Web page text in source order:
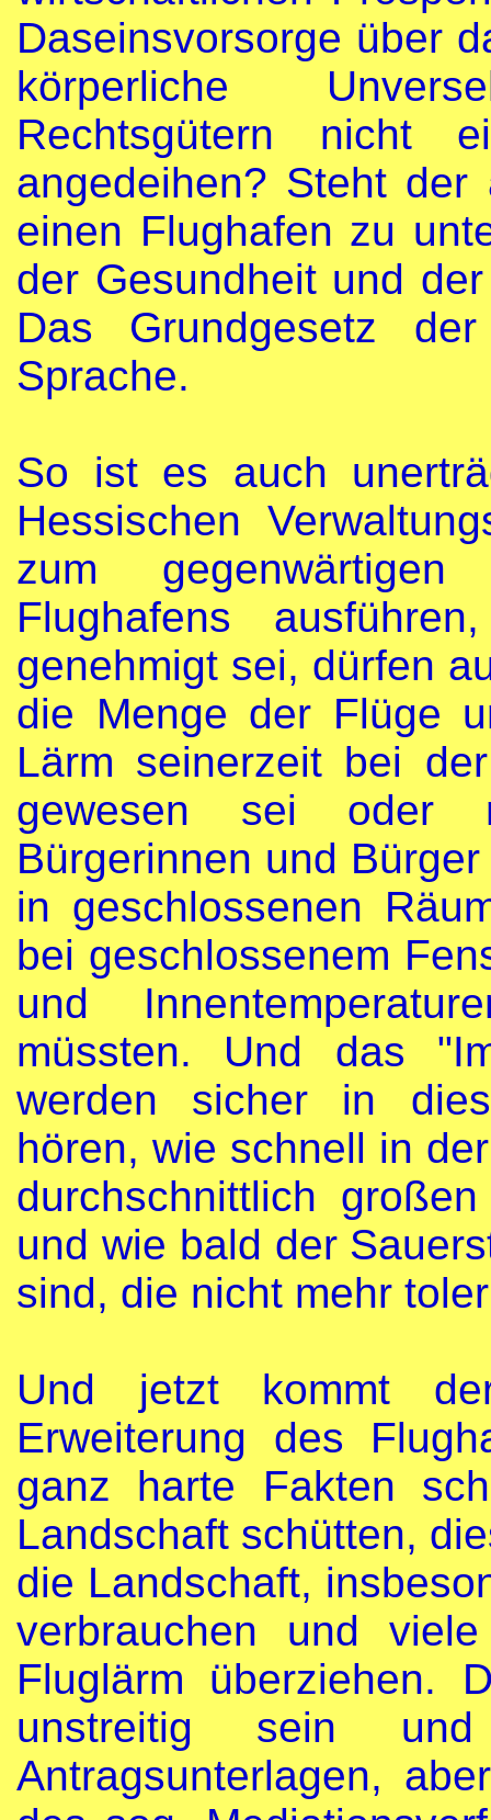
Daseinsvorsorge über
körperliche
Rechtsgütern nicht
angedeihen? Steht der
einen Flughafen zu
der Gesundheit und
Das Grundgesetz
Sprache.
So ist es auch
Hessischen
zum
Flughafens
genehmigt sei, dürfen
die Menge der Flüge
Lärm seinerzeit bei
gewesen sei oder
Bürgerinnen und
in geschlossenen
bei geschlossenem
und
müssten. Und das
werden sicher in
hören, wie schnell in
durchschnittlich
und wie bald der
sind, die nicht mehr
Und jetzt kommt
Erweiterung des
ganz harte Fakten
Landschaft schütten,
die Landschaft,
verbrauchen und
Fluglärm überziehen.
unstreitig sein
Antragsunterlagen,